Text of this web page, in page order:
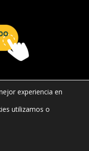
experiencia en
utilizamos o